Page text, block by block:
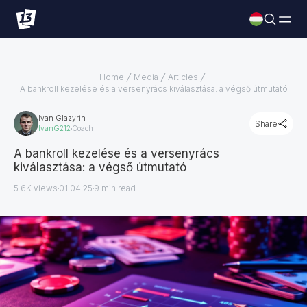
Home Media
Articles
A bankroll kezelése és a versenyrács kiválasztása: a végső útmutató
Ivan Glazyrin
IvanG212 Coach Share
A bankroll kezelése és a versenyrács
kiválasztása: a végső útmutató
5.6K views 01.04.25 9 min read